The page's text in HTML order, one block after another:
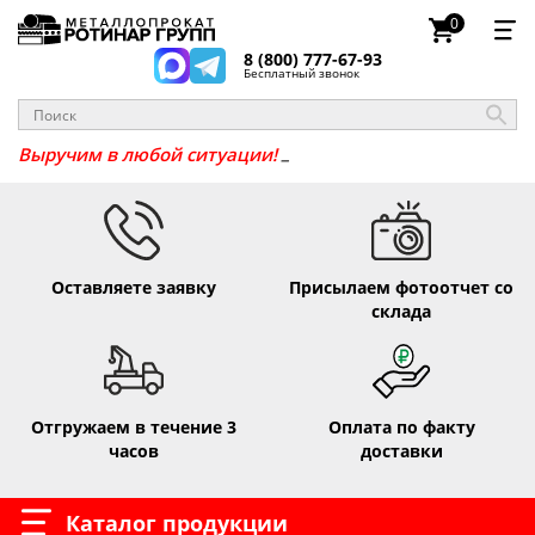
8 (800) 777-67-93
Бесплатный звонок
0
Выручим в любой ситуации!
Оставляете заявку
Присылаем фотоотчет со
склада
Отгружаем в течение 3
часов
Оплата по факту
доставки
Каталог продукции